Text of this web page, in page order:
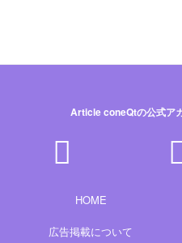
Article coneQtの公式ア
HOME
広告掲載について